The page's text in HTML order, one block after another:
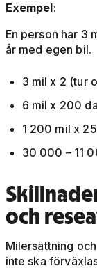
Exempel:
En person har 3
år med egen bil.
3 mil x 2 (tur
6 mil x 200
1 200 mil x
30 000 – 11
och
Milersättning
inte ska